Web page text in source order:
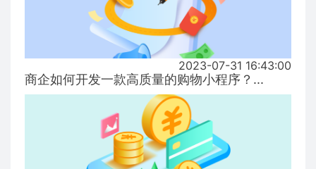
2023-07-31 16:43:00
商企如何开发一款高质量的购物小程序？...